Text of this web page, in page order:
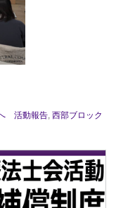
活動報告, 西部ブロック